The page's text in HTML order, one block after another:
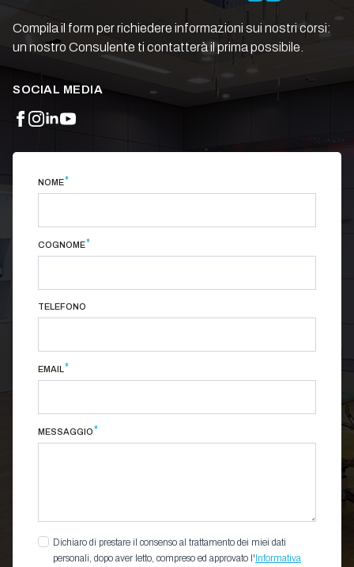
Compila il form per richiedere informazioni sui nostri corsi:
un nostro Consulente ti contatterà il prima possibile.
SOCIAL MEDIA
NOME*
COGNOME*
TELEFONO
EMAIL *
MESSAGGIO*
Dichiaro di prestare il consenso al trattamento dei miei dati
personali, dopo aver letto, compreso ed approvato l'Informativa